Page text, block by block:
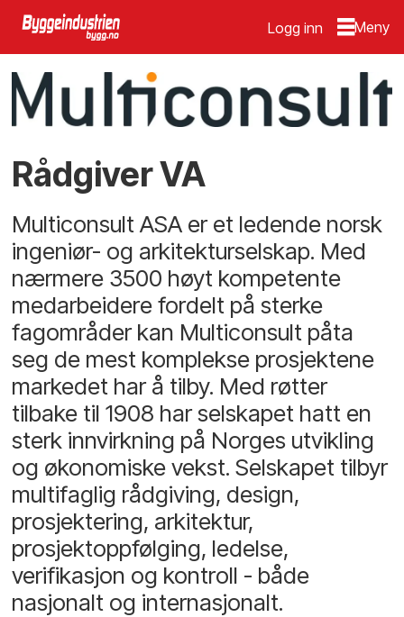
Logg inn
Rådgiver VA
Multiconsult ASA er et ledende norsk
ingeniør- og arkitekturselskap. Med
nærmere 3500 høyt kompetente
medarbeidere fordelt på sterke
fagområder kan Multiconsult påta
seg de mest komplekse prosjektene
markedet har å tilby. Med røtter
tilbake til 1908 har selskapet hatt en
sterk innvirkning på Norges utvikling
og økonomiske vekst. Selskapet tilbyr
multifaglig rådgiving, design,
prosjektering, arkitektur,
prosjektoppfølging, ledelse,
verifikasjon og kontroll - både
nasjonalt og internasjonalt.